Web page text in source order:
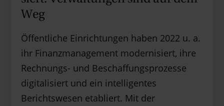
Weg
Öffentliche Einrichtungen haben 2022 u. a.
ihr Finanzmanagement modernisiert, ihre
Rechnungs- und Beschaffungsprozesse
digitalisiert und ein intelligentes
Berichtswesen etabliert. Mit der